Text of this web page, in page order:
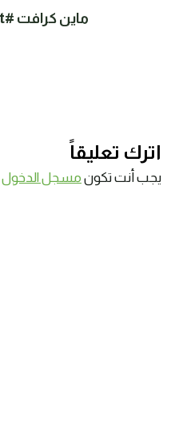
ماين كرافت #SmartCraft
اترك تعليقاً
يجب أنت تكون مسجل الدخول